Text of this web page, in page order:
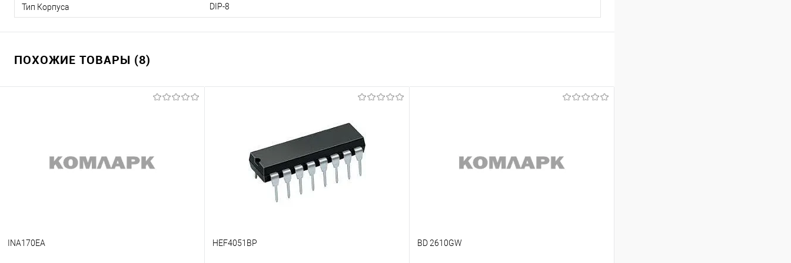
Тип Корпуса DIP-8
ПОХОЖИЕ ТОВАРЫ (8)
INA170EA HEF4051BP BD 2610GW